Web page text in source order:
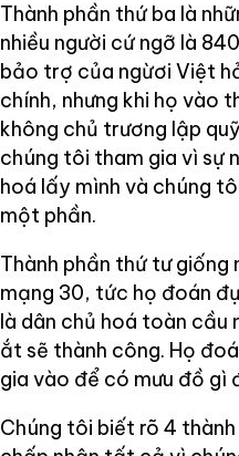
Thành phần thứ ba là
nhiều người cứ ngỡ là
bảo trợ của ngừơi Việt
chính, nhưng khi họ vào
không chủ trương lập
chúng tôi tham gia vì sự
hoá lấy mình và chúng
một phần.
Thành phần thứ tư giống
mạng 30, tức họ đoán
là dân chủ hoá toàn cầu
ắt sẽ thành công. Họ
gia vào để có mưu đồ gì
Chúng tôi biết rõ 4